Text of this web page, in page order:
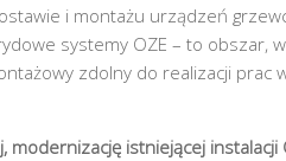
i montażu urządzeń
systemy OZE – to obszar,
zdolny do realizacji prac
modernizację istniejącej instalacji